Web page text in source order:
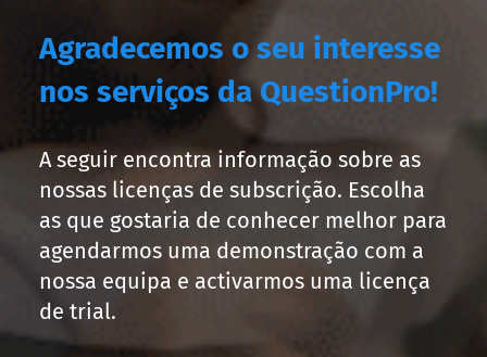
Agradecemos o seu interesse
nos serviços da QuestionPro!
A seguir encontra informação sobre as
nossas licenças de subscrição. Escolha
as que gostaria de conhecer melhor para
agendarmos uma demonstração com a
nossa equipa e activarmos uma licença
de trial.